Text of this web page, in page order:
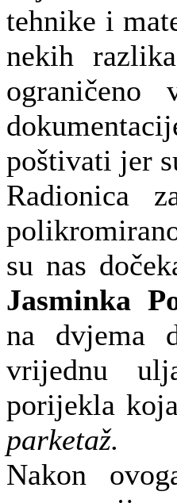
tehnike i
nekih
poštivati jer
Radionica
su nas
Jasminka
na dvjema
vrijednu
porijekla
parketaž.
Nakon